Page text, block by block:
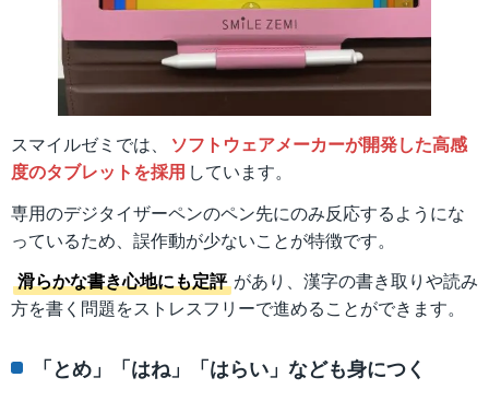
スマイルゼミでは、
ソフトウェアメーカーが開発した高感
度のタブレットを採用 しています。
専用のデジタイザーペンのペン先にのみ反応するようにな
っているため、誤作動が少ないことが特徴です。
滑らかな書き心地にも定評 があり、漢字の書き取りや読み
方を書く問題をストレスフリーで進めることができます。
「とめ」「はね」「はらい」なども身につく